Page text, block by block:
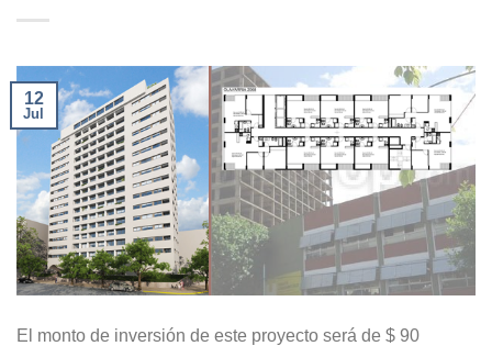
12
Jul
El monto de inversión de este proyecto será de $ 90